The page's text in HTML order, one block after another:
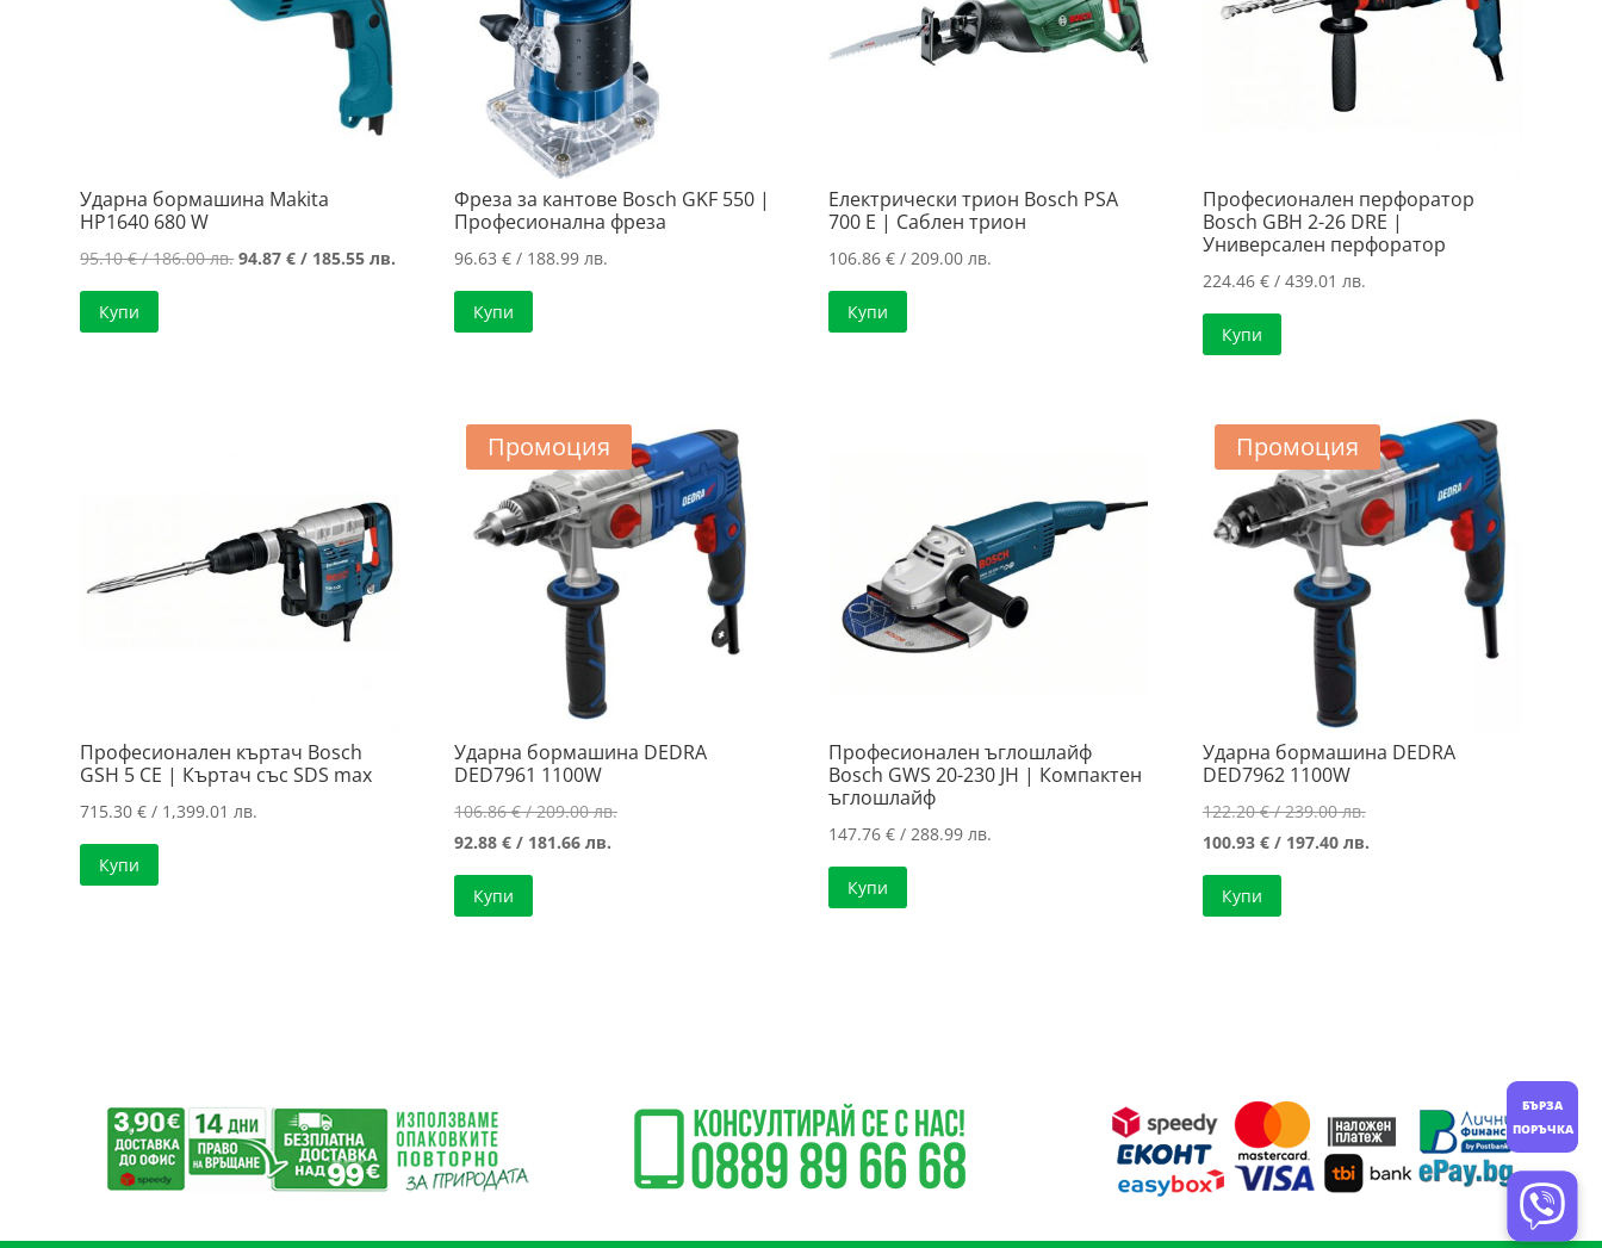
Ударна бормашина Makita
HP1640 680 W
95.10€/ 186.00 лв. Original
94.87€ / 185.55 лв. Текущата
Купи
Фреза за кантове Bosch GKF 550 |
Професионална фреза
96.63€ / 188.99 лв.
Купи
Електрически трион Bosch PSA
700 E | Саблен трион
106.86 €/ 209.00 лв.
Купи
Професионален перфоратор
Bosch GBH 2-26 DRE |
Универсален перфоратор
224.46 €/ 439.01 лв.
Купи
Професионален къртач Bosch
GSH 5 CE | Къртач със SDS max
715.30€ / 1,399.01 лв.
Купи
Промоция
Ударна бормашина DEDRA
DED7961 1100W
106.86€/ 209.00 лв.Original
92.88€ / 181.66 лв.
Купи
Професионален ъглошлайф
Bosch GWS 20-230 JH | Компактен
ъглошлайф
147.76 €/ 288.99 лв.
Купи
Промоция
Ударна бормашина DEDRA
DED7962 1100W
122.20€/ 239.00 лв.Original
price
100.93 €/ 197.40 лв.Текущата
Купи
БЪРЗА
ПОРЪЧКА